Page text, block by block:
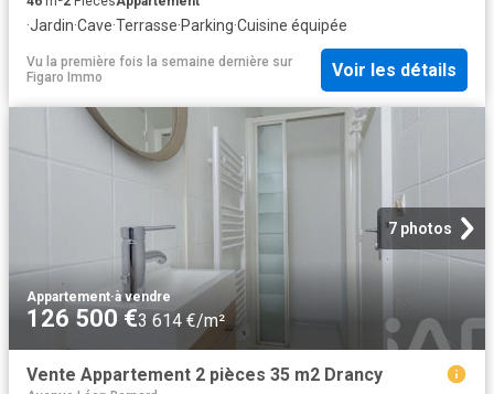
·Jardin·Cave·Terrasse·Parking·Cuisine équipée
Vu la première fois la semaine dernière sur
Figaro Immo
Voir les détails
7 photos
Appartement·à vendre
126 500 €3 614 €/m²
Vente Appartement 2 pièces 35 m2 Drancy